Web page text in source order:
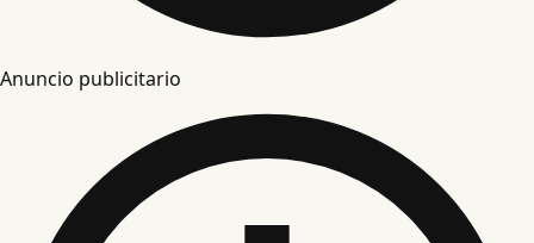
Anuncio publicitario